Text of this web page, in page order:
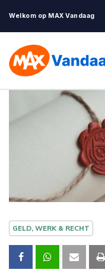
Welkom op MAX Vandaag
GELD, WERK & RECHT